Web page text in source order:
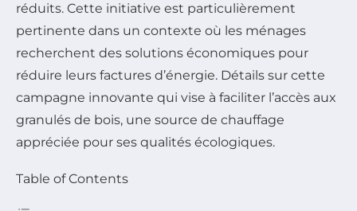
réduits. Cette initiative est particulièrement
pertinente dans un contexte où les ménages
recherchent des solutions économiques pour
réduire leurs factures d’énergie. Détails sur cette
campagne innovante qui vise à faciliter l’accès aux
granulés de bois, une source de chauffage
appréciée pour ses qualités écologiques.
Table of Contents